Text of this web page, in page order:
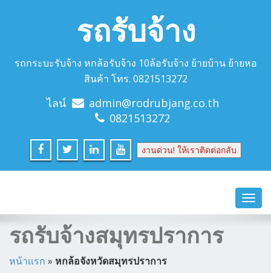
รถรับจ้าง
รถกระบะรับจ้าง หกล้อรับจ้าง 10ล้อรับจ้าง ย้ายบ้าน ย้ายหอ
สินค้า โทร. 0821513272
ไลน์
admin@rodrubjang.co.th
0821513272
งานด่วน! ให้เราติดต่อกลับ
รถรับจ้างสมุทรปราการ
หน้าแรก » หกล้อจังหวัดสมุทรปราการ